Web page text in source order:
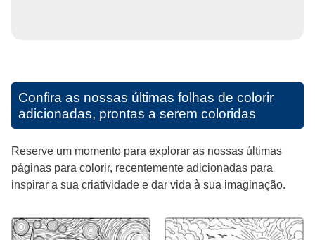
Confira as nossas últimas folhas de colorir
adicionadas, prontas a serem coloridas
Reserve um momento para explorar as nossas últimas
páginas para colorir, recentemente adicionadas para
inspirar a sua criatividade e dar vida à sua imaginação.